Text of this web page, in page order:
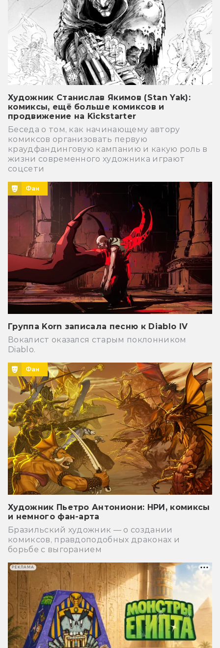
Художник Станислав Якимов (Stan Yak):
комиксы, ещё больше комиксов и
продвижение на Kickstarter
Беседа о том, как начинающему автору
комиксов организовать первую
краудфандинговую кампанию и какую роль в
жизни современного художника играют
соцсети
Фан
Группа Korn записала песню к Diablo IV
Вокалист оказался старым поклонником
Diablo.
Фан
Художник Пьетро Антониони: НРИ, комиксы
и немного фан-арта
Бразильский художник — о создании
комиксов, правдоподобных драконах и
борьбе с выгоранием
РЕКЛАМА